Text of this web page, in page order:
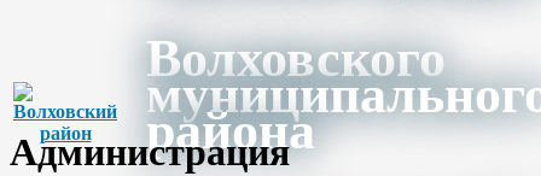
Волховского
района
Администрация